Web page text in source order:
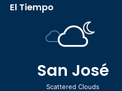
El Tiempo
San José
Scattered Clouds